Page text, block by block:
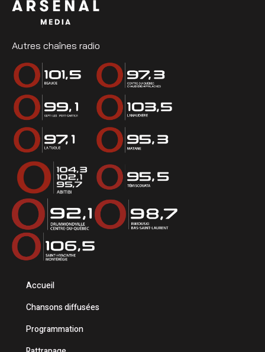
Autres chaînes radio
Accueil
Chansons diffusées
Programmation